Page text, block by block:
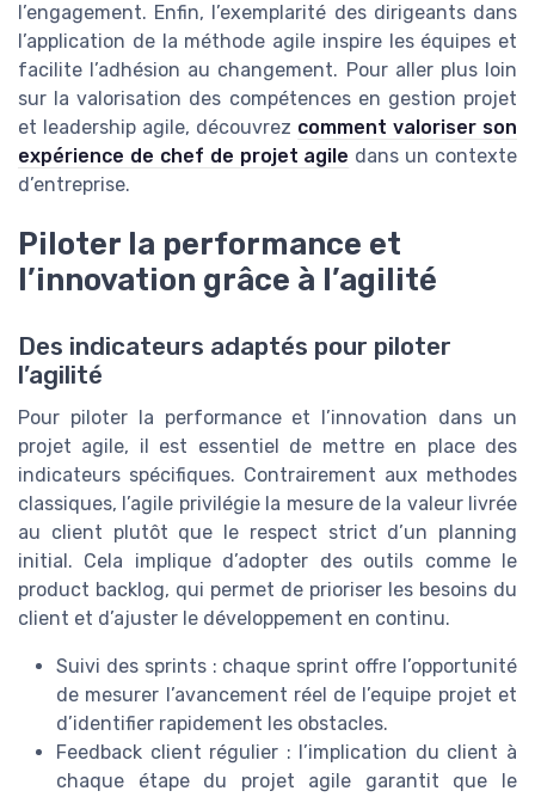
l’engagement. Enfin, l’exemplarité des dirigeants dans
l’application de la méthode agile inspire les équipes et
facilite l’adhésion au changement. Pour aller plus loin
sur la valorisation des compétences en gestion projet
et leadership agile, découvrez comment valoriser son
expérience de chef de projet agile dans un contexte
d’entreprise.
Piloter la performance et
l’innovation grâce à l’agilité
Des indicateurs adaptés pour piloter
l’agilité
Pour piloter la performance et l’innovation dans un
projet agile, il est essentiel de mettre en place des
indicateurs spécifiques. Contrairement aux methodes
classiques, l’agile privilégie la mesure de la valeur livrée
au client plutôt que le respect strict d’un planning
initial. Cela implique d’adopter des outils comme le
product backlog, qui permet de prioriser les besoins du
client et d’ajuster le développement en continu.
Suivi des sprints : chaque sprint offre l’opportunité
de mesurer l’avancement réel de l’equipe projet et
d’identifier rapidement les obstacles.
Feedback client régulier : l’implication du client à
chaque étape du projet agile garantit que le